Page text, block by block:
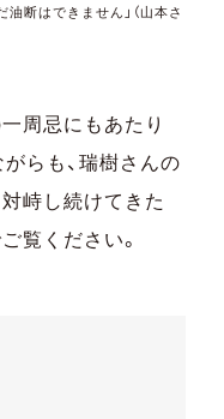
断はできません」（山本さ
周忌にもあたり
らも、瑞樹さんの
峙し続けてきた
覧ください。